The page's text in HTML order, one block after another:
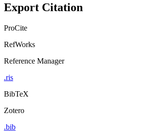
Export Citation
ProCite
RefWorks
Reference Manager
.ris
BibTeX
Zotero
.bib